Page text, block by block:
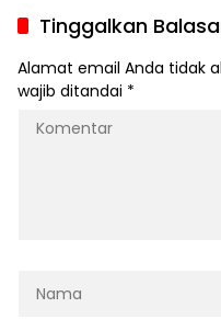
Tinggalkan
Alamat email Anda tidak
wajib ditandai *